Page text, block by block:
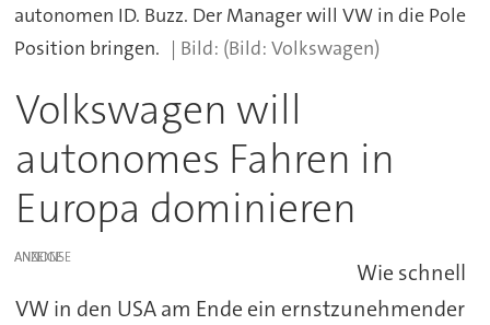
autonomen ID. Buzz. Der Manager will VW in die Pole
Position bringen.
(Bild: Volkswagen)
Volkswagen will
autonomes Fahren in
Europa dominieren
ANZEIGE
Wie schnell
VW in den USA am Ende ein ernstzunehmender